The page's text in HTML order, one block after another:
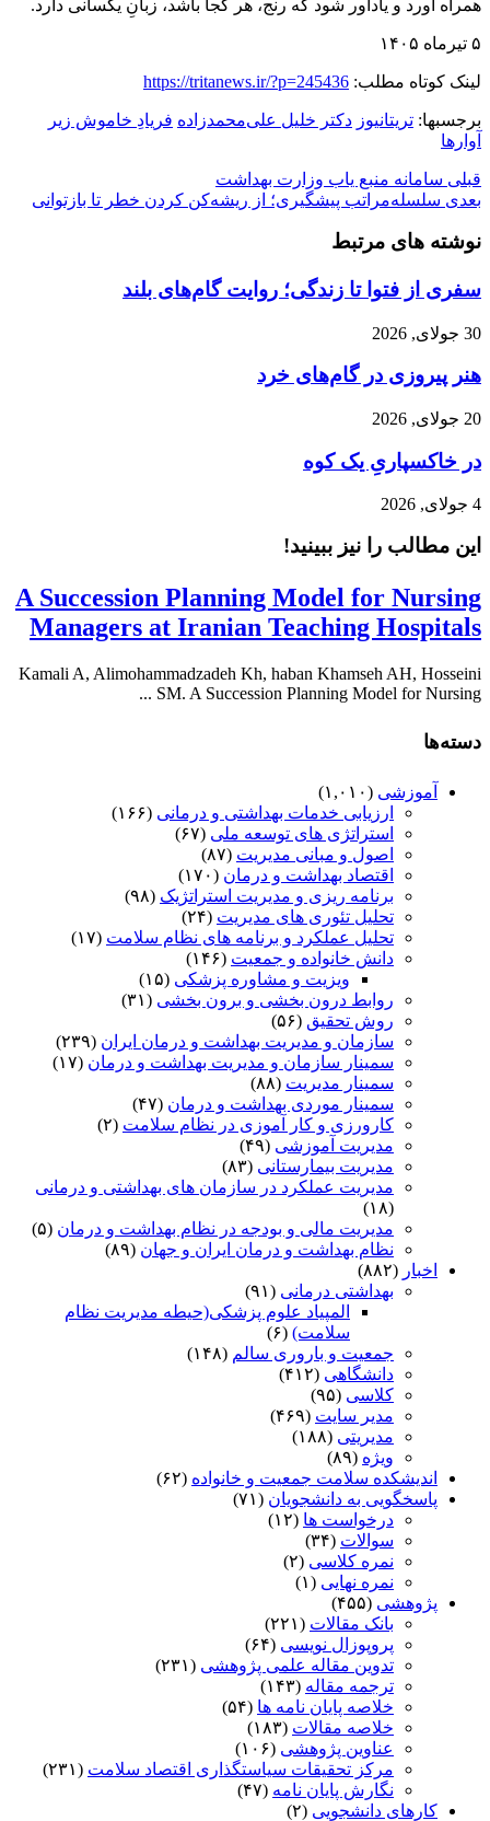
همراه آورد و یادآور شود که رنج، هر کجا باشد، زبانِ یکسانی دارد.
‌۵ تیرماه ۱۴۰۵
لینک کوتاه مطلب: https://tritanews.ir/?p=245436
برجسبها: تریتانیوز دکتر خلیل علی‌محمدزاده فریادِ خاموش زیر
آوارها
قبلی سامانه منبع یاب وزارت بهداشت
بعدی سلسله‌مراتب پیشگیری؛ از ریشه‌کن کردن خطر تا بازتوانی
نوشته های مرتبط
سفری از فتوا تا زندگی؛ روایت گام‌های بلند
30 جولای, 2026
هنر پیروزی در گام‌های خرد
20 جولای, 2026
در خاکسپاریِ یک کوه
4 جولای, 2026
این مطالب را نیز ببینید!
A Succession Planning Model for Nursing
Managers at Iranian Teaching Hospitals
Kamali A, Alimohammadzadeh Kh, haban Khamseh AH, Hosseini
SM. A Succession Planning Model for Nursing ...
دسته‌ها
آموزشی (۱,۰۱۰)
ارزیابی خدمات بهداشتی و درمانی (۱۶۶)
استراتژی های توسعه ملی (۶۷)
اصول و مبانی مدیریت (۸۷)
اقتصاد بهداشت و درمان (۱۷۰)
برنامه ریزی و مدیریت استراتژیک (۹۸)
تحلیل تئوری های مدیریت (۲۴)
تحلیل عملکرد و برنامه های نظام سلامت (۱۷)
دانش خانواده و جمعیت (۱۴۶)
ویزیت و مشاوره پزشکی (۱۵)
روابط درون بخشی و برون بخشی (۳۱)
روش تحقیق (۵۶)
سازمان و مدیریت بهداشت و درمان ایران (۲۳۹)
سمینار سازمان و مدیریت بهداشت و درمان (۱۷)
سمینار مدیریت (۸۸)
سمینار موردی بهداشت و درمان (۴۷)
کارورزی و کار آموزی در نظام سلامت (۲)
مدیریت آموزشی (۴۹)
مدیریت بیمارستانی (۸۳)
مدیریت عملکرد در سازمان های بهداشتی و درمانی
(۱۸)
مدیریت مالی و بودجه در نظام بهداشت و درمان (۵)
نظام بهداشت و درمان ایران و جهان (۸۹)
اخبار (۸۸۲)
بهداشتی درمانی (۹۱)
المپیاد علوم پزشکی(حیطه مدیریت نظام
سلامت) (۶)
جمعیت و باروری سالم (۱۴۸)
دانشگاهی (۴۱۲)
کلاسی (۹۵)
مدیر سایت (۴۶۹)
مدیریتی (۱۸۸)
ویژه (۸۹)
اندیشکده سلامت جمعیت و خانواده (۶۲)
پاسخگویی به دانشجویان (۷۱)
درخواست ها (۱۲)
سوالات (۳۴)
نمره کلاسی (۲)
نمره نهایی (۱)
پژوهشی (۴۵۵)
بانک مقالات (۲۲۱)
پروپوزال نویسی (۶۴)
تدوین مقاله علمی پژوهشی (۲۳۱)
ترجمه مقاله (۱۴۳)
خلاصه پایان نامه ها (۵۴)
خلاصه مقالات (۱۸۳)
عناوین پژوهشی (۱۰۶)
مرکز تحقیقات سیاستگذاری اقتصاد سلامت (۲۳۱)
نگارش پایان نامه (۴۷)
کارهای دانشجویی (۲)